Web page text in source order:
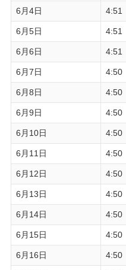
6月4日 4:51
6月5日 4:51
6月6日 4:51
6月7日 4:50
6月8日 4:50
6月9日 4:50
6月10日 4:50
6月11日 4:50
6月12日 4:50
6月13日 4:50
6月14日 4:50
6月15日 4:50
6月16日 4:50